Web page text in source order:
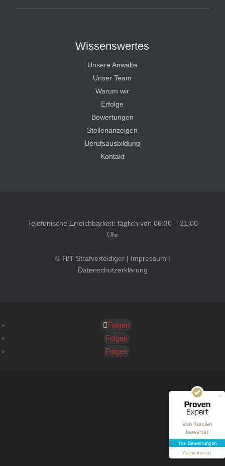
Wissenswertes
Unsere Anwälte
Unser Team
Warum wir
Erfolge
Bewertungen
Stellenanzeigen
Berufsausbildung
Kontakt
Telefonische Erreichbarkeit: täglich von 06:30 – 21:00
Uhr
© H/T Strafverteidiger | Impressum |
Datenschutzerklärung
Folgen
Folgen
Folgen
Von Kunden
bewertet
1k+ Bewertungen
Authentizität
Kundenbewertungen und Erfahrungen zu
SEHR GUT
40
Bewertungen auf
ProvenExpert.com
Blick aufs ProvenExpert-Profil werfen